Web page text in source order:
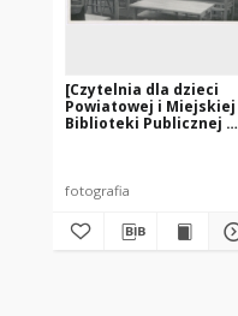
[Czytelnia dla dzieci
Powiatowej i Miejskiej
Biblioteki Publicznej w
fotografia